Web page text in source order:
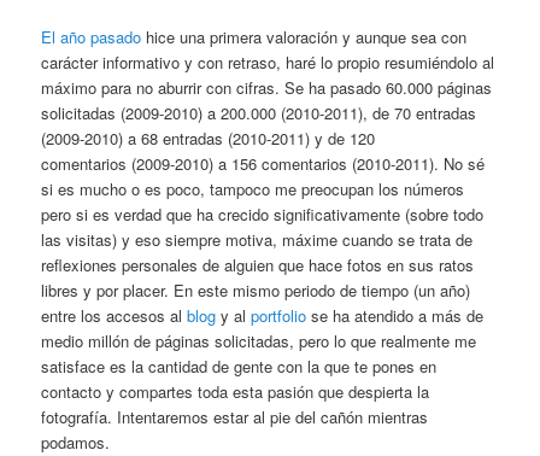
El año pasado hice una primera valoración y aunque sea con
carácter informativo y con retraso, haré lo propio resumiéndolo al
máximo para no aburrir con cifras. Se ha pasado 60.000 páginas
solicitadas (2009-2010) a 200.000 (2010-2011), de 70 entradas
(2009-2010) a 68 entradas (2010-2011) y de 120
comentarios (2009-2010) a 156 comentarios (2010-2011). No sé
si es mucho o es poco, tampoco me preocupan los números
pero si es verdad que ha crecido significativamente (sobre todo
las visitas) y eso siempre motiva, máxime cuando se trata de
reflexiones personales de alguien que hace fotos en sus ratos
libres y por placer. En este mismo periodo de tiempo (un año)
entre los accesos alblog y alportfolio se ha atendido a más de
medio millón de páginas solicitadas, pero lo que realmente me
satisface es la cantidad de gente con la que te pones en
contacto y compartes toda esta pasión que despierta la
fotografía. Intentaremos estar al pie del cañón mientras
podamos.